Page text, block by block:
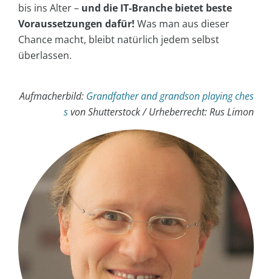
bis ins Alter – und die IT-Branche bietet beste
Voraussetzungen dafür! Was man aus dieser
Chance macht, bleibt natürlich jedem selbst
überlassen.
Aufmacherbild: Grandfather and grandson playing ches
svon Shutterstock / Urheberrecht: Rus Limon